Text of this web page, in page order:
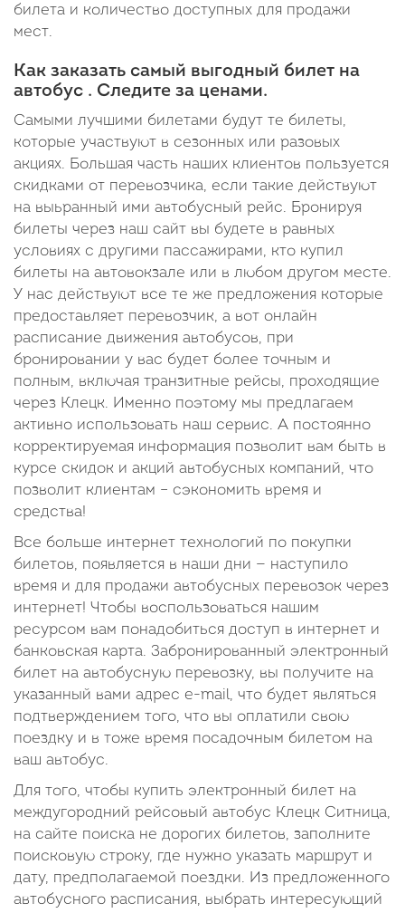
билета и количество доступных для продажи
мест.
Как заказать самый выгодный билет на
автобус . Следите за ценами.
Самыми лучшими билетами будут те билеты,
которые участвуют в сезонных или разовых
акциях. Большая часть наших клиентов пользуется
скидками от перевозчика, если такие действуют
на выьранный ими автобусный рейс. Бронируя
билеты через наш сайт вы будете в равных
условиях с другими пассажирами, кто купил
билеты на автовокзале или в любом другом месте.
У нас действуют все те же предложения которые
предоставляет перевозчик, а вот онлайн
расписание движения автобусов, при
бронировании у вас будет более точным и
полным, включая транзитные рейсы, проходящие
через Клецк. Именно поэтому мы предлагаем
активно использовать наш сервис. А постоянно
корректируемая информация позволит вам быть в
курсе скидок и акций автобусных компаний, что
позволит клиентам – сэкономить время и
средства!
Все больше интернет технологий по покупки
билетов, появляется в наши дни — наступило
время и для продажи автобусных перевозок через
интернет! Чтобы воспользоваться нашим
ресурсом вам понадобиться доступ в интернет и
банковская карта. Забронированный электронный
билет на автобусную перевозку, вы получите на
указанный вами адрес e-mail, что будет являться
подтверждением того, что вы оплатили свою
поездку и в тоже время посадочным билетом на
ваш автобус.
Для того, чтобы купить электронный билет на
междугородний рейсовый автобус Клецк Ситница,
на сайте поиска не дорогих билетов, заполните
поисковую строку, где нужно указать маршрут и
дату, предполагаемой поездки. Из предложенного
автобусного расписания, выбрать интересующий